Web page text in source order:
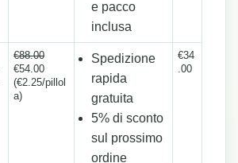
e pacco
inclusa
€88.00
€54.00
(€2.25/pillol
a)
Spedizione
rapida
gratuita
5% di sconto
sul prossimo
ordine
€34
.00